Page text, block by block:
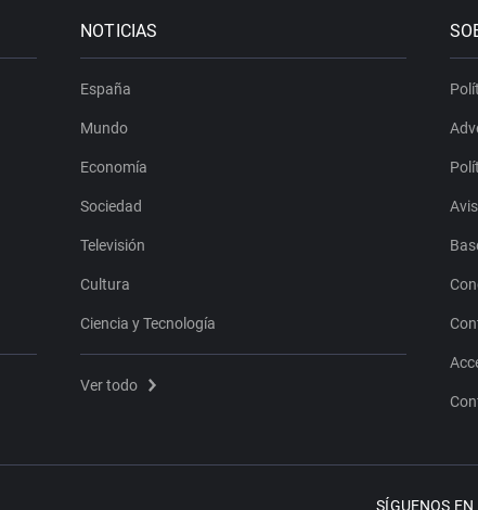
NOTICIAS
España
Mundo
Economía
Sociedad
Televisión
Cultura
Ciencia y Tecnología
Ver todo
SÍGUENOS EN